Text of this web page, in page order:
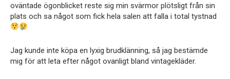
oväntade ögonblicket reste sig min svärmor plötsligt från sin
plats och sa något som fick hela salen att falla i total tystnad
Jag kunde inte köpa en lyxig brudklänning, så jag bestämde
mig för att leta efter något ovanligt bland vintagekläder.